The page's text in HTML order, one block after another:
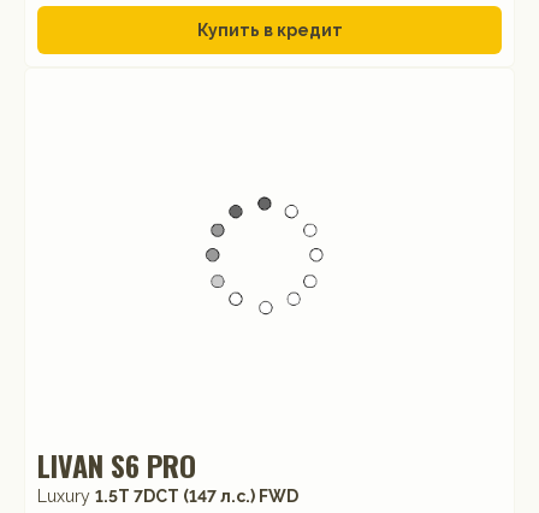
Купить в кредит
LIVAN S6 PRO
Luxury 1.5T 7DCT (147 л.с.) FWD